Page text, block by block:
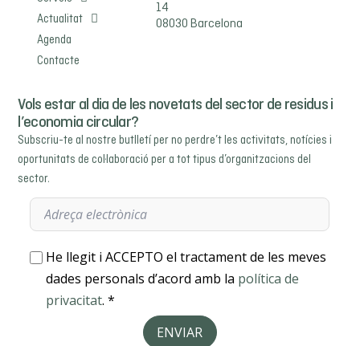
Actualitat
Agenda
Contacte
14
08030 Barcelona
Vols estar al dia de les novetats del sector de residus i
l’economia circular?
Subscriu-te al nostre butlletí per no perdre’t les activitats, notícies i
oportunitats de col·laboració per a tot tipus d’organitzacions del
sector.